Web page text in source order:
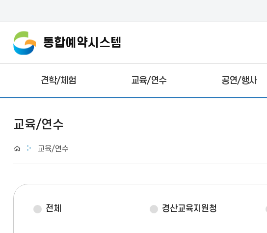
통합예약시스템
견학/체험 교육/연수 공연/행사
교육/연수
Home교육/연수
전체 경산교육지원청